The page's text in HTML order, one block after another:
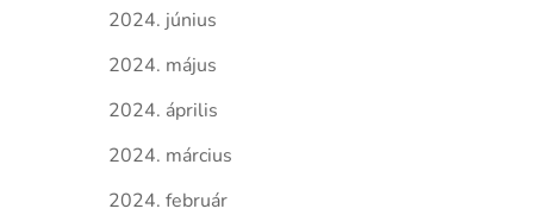
2024. június
2024. május
2024. április
2024. március
2024. február